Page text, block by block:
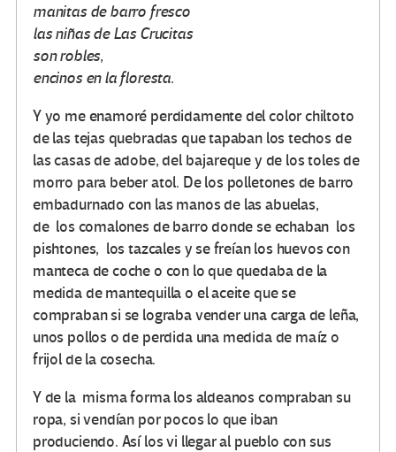
manitas de barro fresco
las niñas de Las Crucitas
son robles,
encinos en la floresta.
Y yo me enamoré perdidamente del color chiltoto
de las tejas quebradas que tapaban los techos de
las casas de adobe, del bajareque y de los toles de
morro para beber atol. De los polletones de barro
embadurnado con las manos de las abuelas,
de los comalones de barro donde se echaban los
pishtones, los tazcales y se freían los huevos con
manteca de coche o con lo que quedaba de la
medida de mantequilla o el aceite que se
compraban si se lograba vender una carga de leña,
unos pollos o de perdida una medida de maíz o
frijol de la cosecha.
Y de la misma forma los aldeanos compraban su
ropa, si vendían por pocos lo que iban
produciendo. Así los vi llegar al pueblo con sus